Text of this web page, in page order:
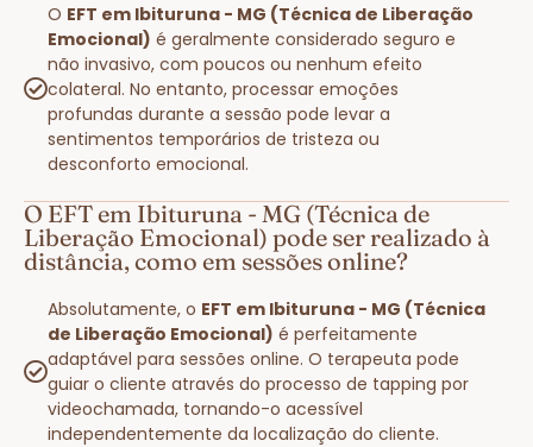
O EFT em Ibituruna - MG (Técnica de Liberação
Emocional) é geralmente considerado seguro e
não invasivo, com poucos ou nenhum efeito
colateral. No entanto, processar emoções
profundas durante a sessão pode levar a
sentimentos temporários de tristeza ou
desconforto emocional.
O EFT em Ibituruna - MG (Técnica de
Liberação Emocional) pode ser realizado à
distância, como em sessões online?
Absolutamente, o EFT em Ibituruna - MG (Técnica
de Liberação Emocional) é perfeitamente
adaptável para sessões online. O terapeuta pode
guiar o cliente através do processo de tapping por
videochamada, tornando-o acessível
independentemente da localização do cliente.